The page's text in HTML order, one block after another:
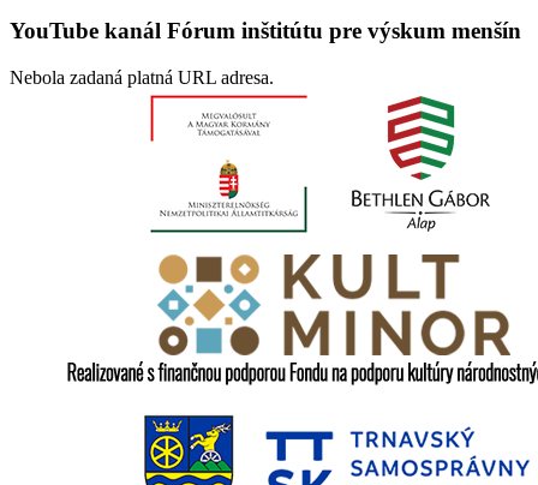
YouTube kanál Fórum inštitútu pre výskum menšín
Nebola zadaná platná URL adresa.